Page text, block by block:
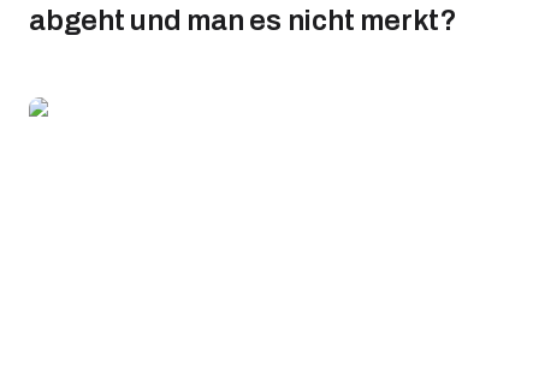
abgeht und man es nicht merkt?